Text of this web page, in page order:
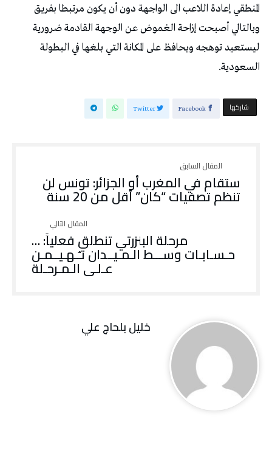
المنطقي إعادة اللاعب الى الواجهة دون أن يكون مرتبطا بفريق
وبالتالي أصبحت إزاحة الغموض عن الوجهة القادمة ضرورية
ليستعيد توهجه ويحافظ على المكانة التي بلغها في البطولة
السعودية.
‫‫ شاركها‬ Facebook
Twitter
ستقام في المغرب أو الجزائر: تونس لن
تنظم تصفيات “كان” أقل من 20 سنة
مرحلة البنزرتي تنطلق فعلياً: …
حـسـابـات وســـط الـمـيــدان تـُـهـيــمـن
عـلـى الـمـرحـلة
خليل‭ ‬بلحاج‭ ‬علي